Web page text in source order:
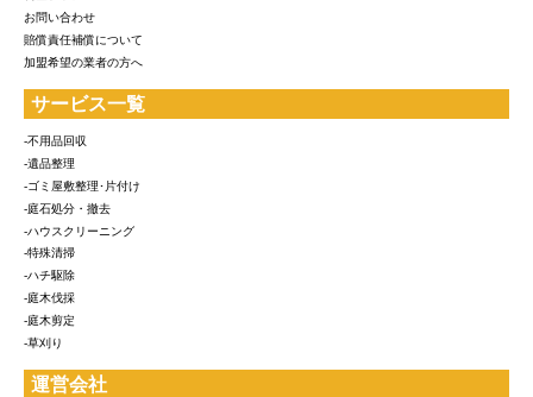
お問い合わせ
賠償責任補償について
加盟希望の業者の方へ
サービス一覧
-不用品回収
-遺品整理
-ゴミ屋敷整理･片付け
-庭石処分・撤去
-ハウスクリーニング
-特殊清掃
-ハチ駆除
-庭木伐採
-庭木剪定
-草刈り
運営会社